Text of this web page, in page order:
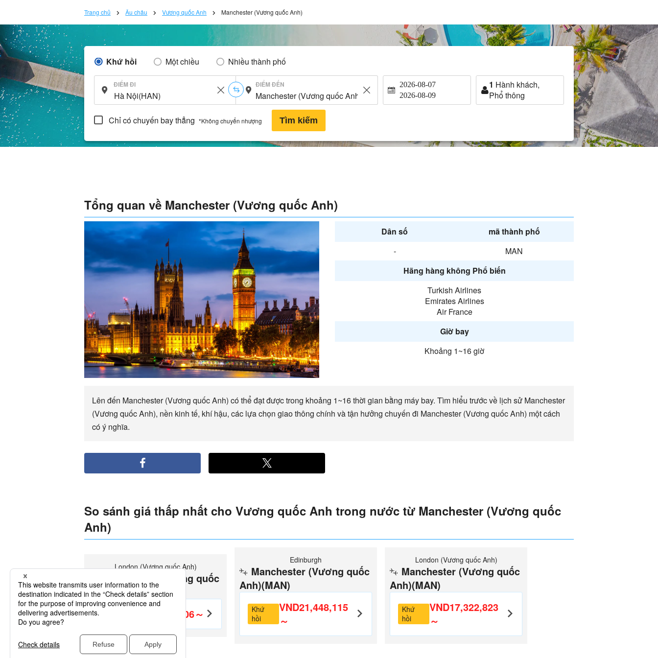
Trang chủ Âu châu Vương quốc Anh Manchester (Vương quốc Anh)
Khứ hồi Một chiều Nhiều thành phố
ĐIỂM ĐI ĐIỂM ĐẾN 2026-08-07
2026-08-09
1 Hành khách,
Phổ thông
Chỉ có chuyến bay thẳng *Không chuyển nhượng Tìm kiếm
Tổng quan về Manchester (Vương quốc Anh)
Dân số
mã thành phố
-
MAN
Hãng hàng không Phổ biến
Turkish Airlines
Emirates Airlines
Air France
Giờ bay
Khoảng 1~16 giờ
Lên đến Manchester (Vương quốc Anh) có thể đạt được trong khoảng 1~16 thời gian bằng máy bay. Tìm hiểu trước về lịch sử Manchester
(Vương quốc Anh), nền kinh tế, khí hậu, các lựa chọn giao thông chính và tận hưởng chuyến đi Manchester (Vương quốc Anh) một cách
có ý nghĩa.
So sánh giá thấp nhất cho Vương quốc Anh trong nước từ Manchester (Vương quốc
Anh)
London (Vương quốc Anh)
Manchester (Vương quốc
Anh)(MAN)
VND3,672,006～
Edinburgh
Manchester (Vương quốc
Anh)(MAN)
Khứ
hồi
VND21,448,115
～
London (Vương quốc Anh)
Manchester (Vương quốc
Anh)(MAN)
Khứ
hồi
VND17,322,823
～